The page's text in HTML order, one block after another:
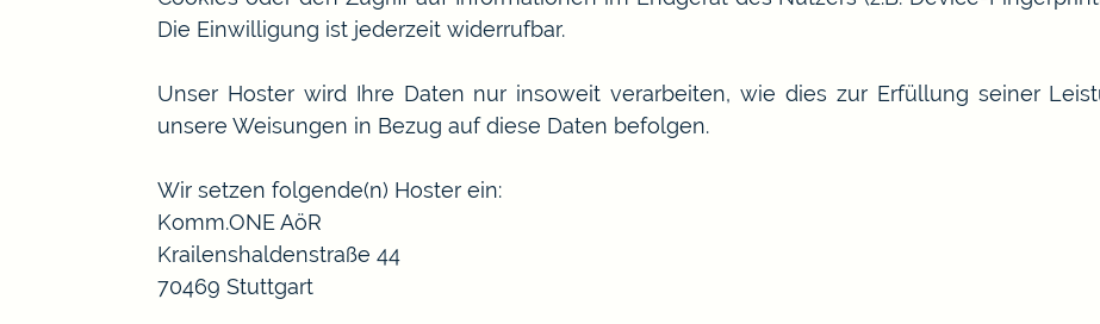
Die Einwilligung ist jederzeit widerrufbar.
Unser Hoster wird Ihre Daten nur insoweit verarbeiten, wie dies zur Erfüllung seiner
unsere Weisungen in Bezug auf diese Daten befolgen.
Wir setzen folgende(n) Hoster ein:
Komm.ONE AöR
Krailenshaldenstraße 44
70469 Stuttgart